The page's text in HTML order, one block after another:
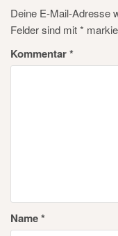
Deine E-Mail-Adresse
Felder sind mit*
Kommentar*
Name*